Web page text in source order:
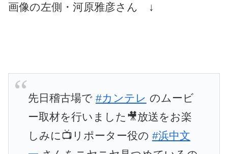
画像の左側・河原雅彦さん ↓
先日稽古場で #カンテレ のムービ
ー取材を行いました🎥放送をお楽
しみに📺リポーター役の #浜中文